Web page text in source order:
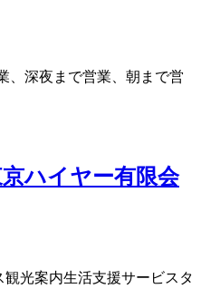
、深夜まで営業、朝まで営
ハイヤー有限会
観光案内生活支援サービス タ